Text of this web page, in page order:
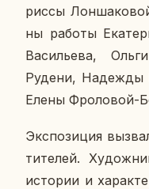
риссы
ны работы
Ва­си­лье­ва,
Рудени, На­деж­ды
Елены Фро­ло­вой-
Экс­по­зи­ция
ти­те­лей.
ис­то­рии и